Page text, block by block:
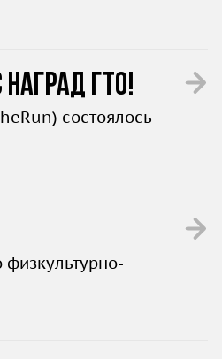
ГТО!
) состоялось
физкультурно-